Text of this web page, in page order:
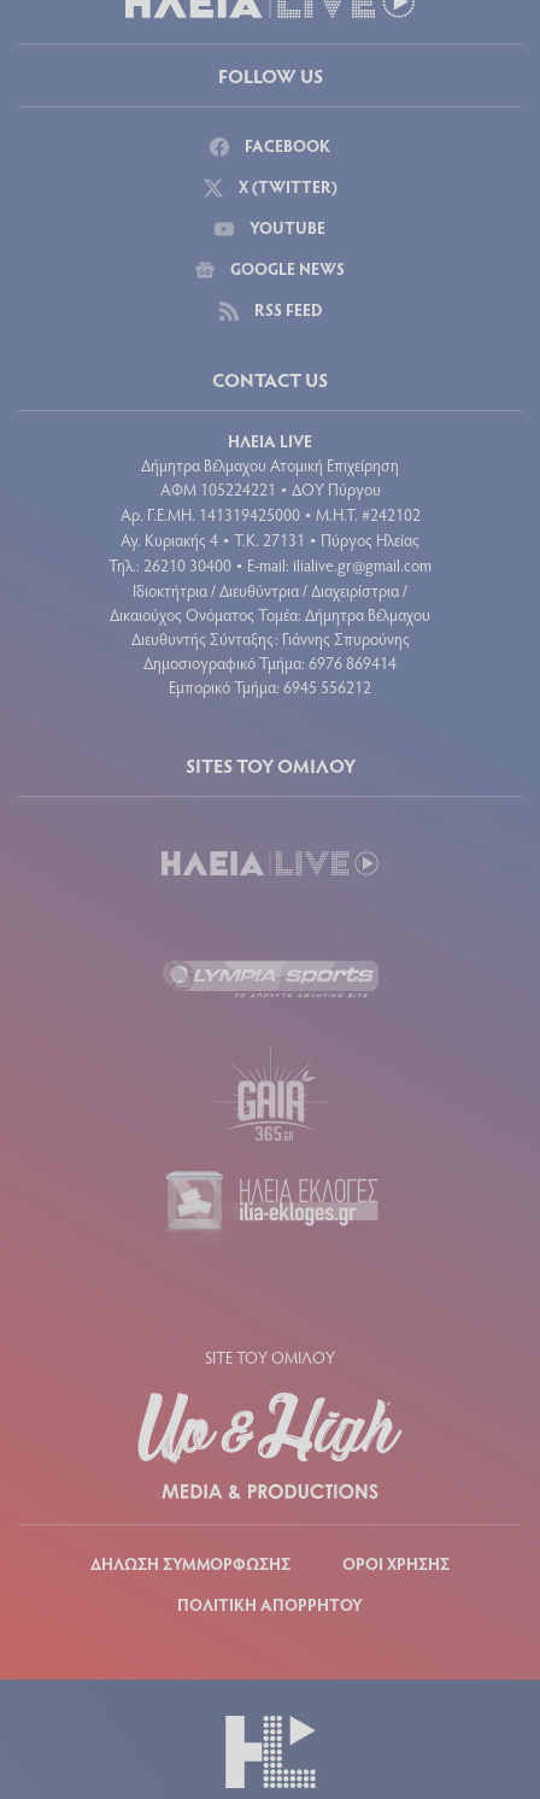
FOLLOW US
FACEBOOK
X (TWITTER)
YOUTUBE
GOOGLE NEWS
RSS FEED
CONTACT US
ΗΛΕΙΑ LIVE
Δήμητρα Βέλμαχου Ατομική Επιχείρηση
ΑΦΜ 105224221 • ΔΟΥ Πύργου
Aρ. Γ.Ε.ΜΗ. 141319425000 • Μ.Η.Τ. #242102
Αγ. Κυριακής 4 • Τ.Κ. 27131 • Πύργος Ηλείας
Τηλ.: 26210 30400 • E-mail: ilialive.gr@gmail.com
Ιδιοκτήτρια / Διευθύντρια / Διαχειρίστρια /
Δικαιούχος Ονόματος Τομέα: Δήμητρα Βέλμαχου
Διευθυντής Σύνταξης: Γιάννης Σπυρούνης
Δημοσιογραφικό Τμήμα: 6976 869414
Εμπορικό Τμήμα: 6945 556212
SITES ΤΟΥ ΟΜΙΛΟΥ
SITE ΤΟΥ ΟΜΙΛΟΥ
ΔΗΛΩΣΗ ΣΥΜΜΟΡΦΩΣΗΣ
ΟΡΟΙ ΧΡΗΣΗΣ
ΠΟΛΙΤΙΚΗ ΑΠΟΡΡΗΤΟΥ